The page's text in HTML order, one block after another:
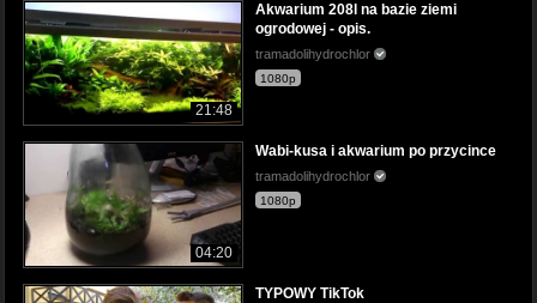
21:48
Akwarium 208l na bazie ziemi
ogrodowej - opis.
tramadolihydrochlor
1080p
04:20
Wabi-kusa i akwarium po przycince
tramadolihydrochlor
1080p
TYPOWY TikTok